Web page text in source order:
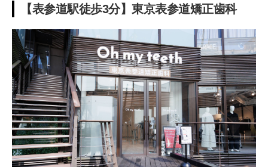
【表参道駅徒歩3分】東京表参道矯正歯科